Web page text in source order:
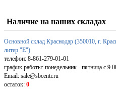
Наличие на наших складах
Основной склад Краснодар (350010, г.
литер "Е")
телефон: 8-861-279-01-01
график работы: понедельник - пятница с
Email: sale@sbcentr.ru
остаток: 0